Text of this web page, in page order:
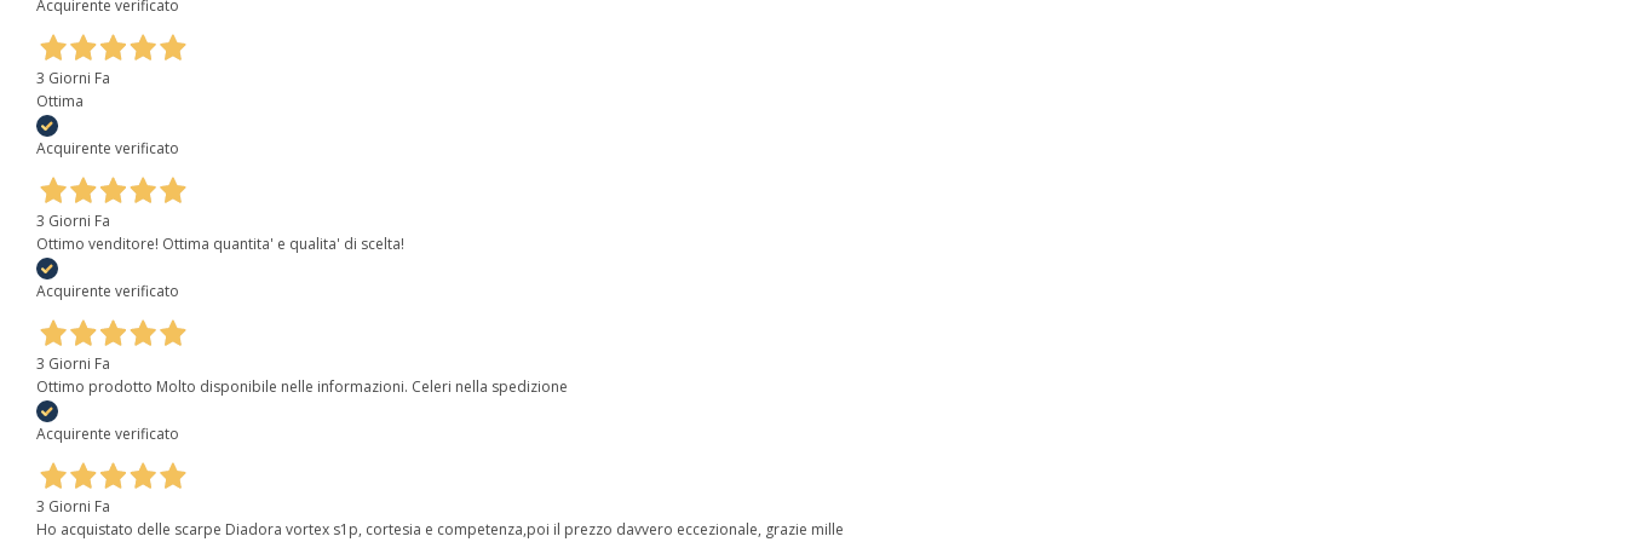
Acquirente verificato
3 Giorni Fa
Ottima
Acquirente verificato
3 Giorni Fa
Ottimo venditore! Ottima quantita' e qualita' di scelta!
Acquirente verificato
3 Giorni Fa
Ottimo prodotto Molto disponibile nelle informazioni. Celeri nella spedizione
Acquirente verificato
3 Giorni Fa
Ho acquistato delle scarpe Diadora vortex s1p, cortesia e competenza,poi il prezzo davvero eccezionale, grazie mille